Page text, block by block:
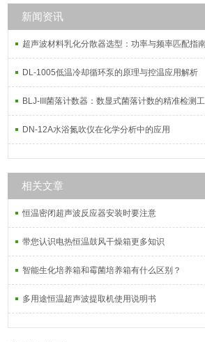
新闻资讯
超声波材料乳化分散器选型：功率与频率匹配指
DL-1005低温冷却循环泵的原理与控温应用解析
BLJ-III菌落计数器：数显式菌落计数的精准检测
DN-12A水浴氮吹仪在化学分析中的应用
相关文章
恒温密闭超声波反应器安装时要注意
带您认识电热恒温鼓风干燥箱更多知识
智能生化培养箱和霉菌培养箱有什么区别？
多用途恒温超声波提取机使用说明书